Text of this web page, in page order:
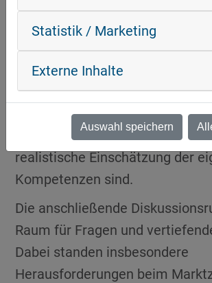
entscheidend sind. Ergänzend
Referent praxisnahe Einblicke in
Erfolgsfaktoren sowie typische
Einstieg in die Branche. Die
„Dos & Don’ts“ verdeutlichten,
eine strategische Vorbereitung
realistische Einschätzung der
Kompetenzen sind.
Die anschließende
Raum für Fragen und
Dabei standen insbesondere
Herausforderungen beim
Statistik / Marketing
Externe Inhalte
Auswahl speichern